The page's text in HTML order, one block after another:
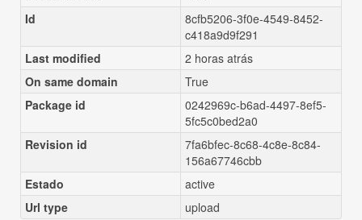
Id
8cfb5206-3f0e-4549-8452-
c418a9d9f291
Last modified
2 horas atrás
On same domain
True
Package id
0242969c-b6ad-4497-8ef5-
5fc5c0bed2a0
Revision id
7fa6bfec-8c68-4c8e-8c84-
156a67746cbb
Estado
active
Url type
upload